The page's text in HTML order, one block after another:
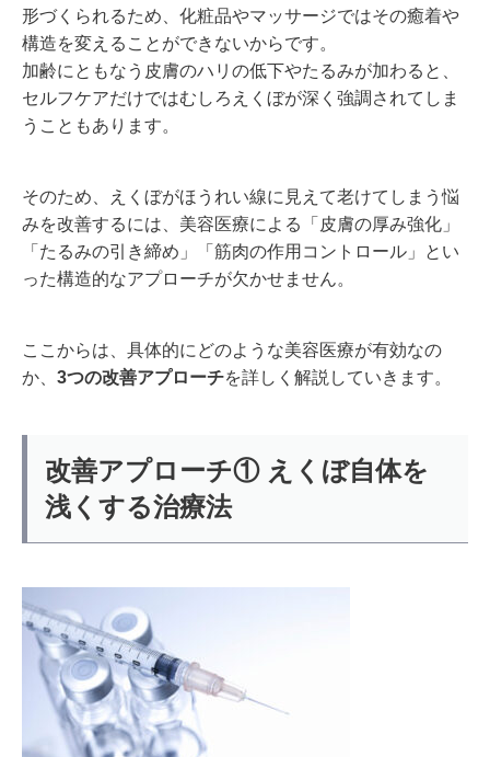
形づくられるため、化粧品やマッサージではその癒着や
構造を変えることができないからです。
加齢にともなう皮膚のハリの低下やたるみが加わると、
セルフケアだけではむしろえくぼが深く強調されてしま
うこともあります。
そのため、えくぼがほうれい線に見えて老けてしまう悩
みを改善するには、美容医療による「皮膚の厚み強化」
「たるみの引き締め」「筋肉の作用コントロール」とい
った構造的なアプローチが欠かせません。
ここからは、具体的にどのような美容医療が有効なの
か、 3つの改善アプローチを詳しく解説していきます。
改善アプローチ① えくぼ自体を
浅くする治療法